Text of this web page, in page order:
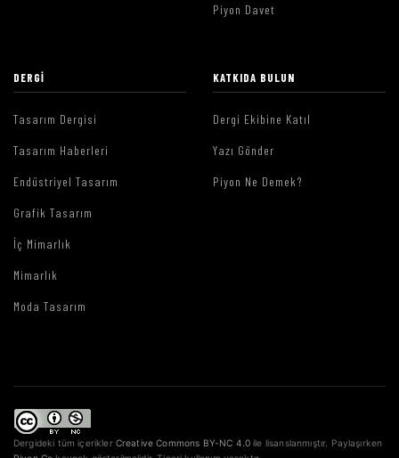
Piyon Davet
DERGI
Tasarım Dergisi
Tasarım Haberleri
Endüstriyel Tasarım
Grafik Tasarım
İç Mimarlık
Mimarlık
Moda Tasarım
KATKIDA BULUN
Dergi Ekibine Katıl
Yazı Gönder
Piyon Ne Demek?
Dergideki tüm içerikler Creative Commons BY-NC 4.0 ile lisanslanmıştır. Paylaşırken